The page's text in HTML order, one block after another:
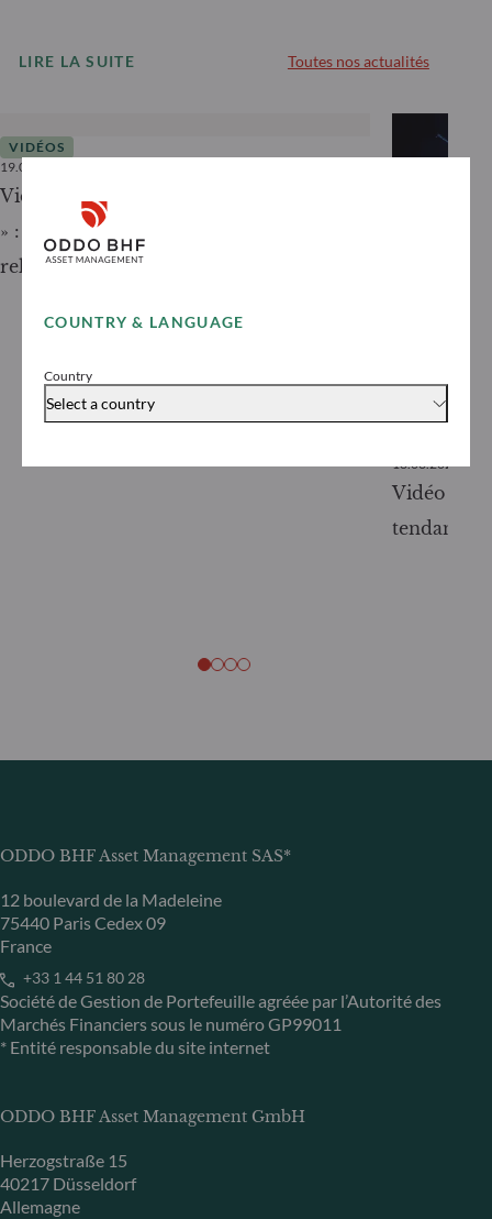
COUNTRY & LANGUAGE
Country
Select a country
LIRE LA SUITE Toutes nos actualités
VIDÉOS
19.05.2025
Vidéo Boursorama – « Germany is back
» : un plan Marshall à l’allemande pour
relancer l’économie
18.03.2025
Vidéo
tendances
ODDO BHF Asset Management SAS*
12 boulevard de la Madeleine
75440 Paris Cedex 09
France
+33 1 44 51 80 28
Société de Gestion de Portefeuille agréée par l’Autorité des
Marchés Financiers sous le numéro GP99011
* Entité responsable du site internet
ODDO BHF Asset Management GmbH
Herzogstraße 15
40217 Düsseldorf
Allemagne